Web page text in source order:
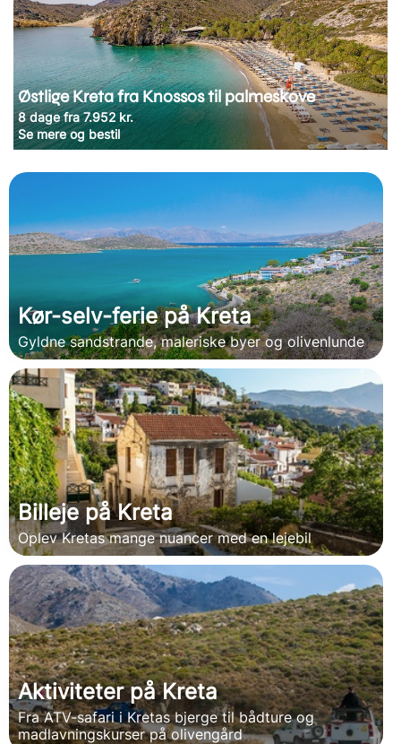
Østlige Kreta fra Knossos til palmeskove
8 dage fra 7.952 kr.
Se mere og bestil
Kør-selv-ferie på Kreta
Gyldne sandstrande, maleriske byer og olivenlunde
Billeje på Kreta
Oplev Kretas mange nuancer med en lejebil
Aktiviteter på Kreta
Fra ATV-safari i Kretas bjerge til bådture og
madlavningskurser på olivengård